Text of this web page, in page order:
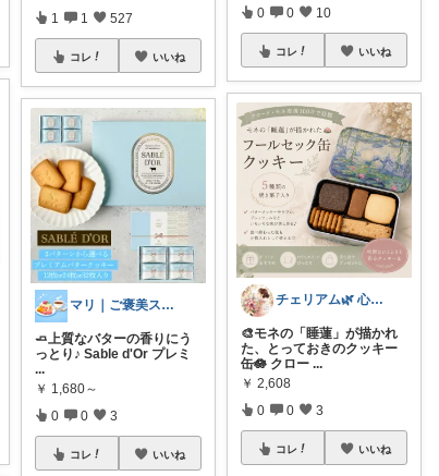
1 1 527
コレ いいね
マリ｜ご褒美スイーツとおうちカフェ✨
🧈上質なバターの香りにう
っとり♪ Sable d'Or プレミ
...
￥ 1,680～
0 0 3
コレ いいね
0 0 10
コレ いいね
チェリアム🌿‬ 心地よい暮らし
🎨モネの「睡蓮」が描かれ
た、とっておきのクッキー
缶🪷 クロー ...
￥ 2,608
0 0 3
コレ いいね